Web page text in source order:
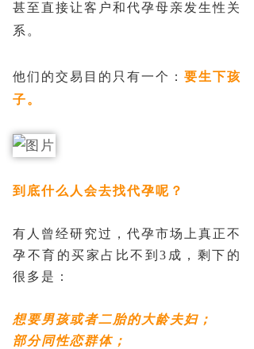
甚至直接让客户和代孕母亲发生性关
系。
他们的交易目的只有一个： 要生下孩
子。
到底什么人会去找代孕呢？
有人曾经研究过，代孕市场上真正不
孕不育的买家占比不到3成，剩下的
很多是：
想要男孩或者二胎的大龄夫妇；
部分同性恋群体；